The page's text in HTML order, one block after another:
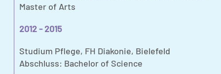
Master of Arts
2012 - 2015
Studium Pflege, FH Diakonie, Bielefeld
Abschluss: Bachelor of Science